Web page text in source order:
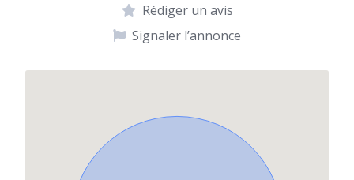
Rédiger un avis
Signaler l’annonce